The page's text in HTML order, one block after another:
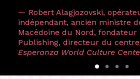
— Robert Alagjozovski,
indépendant, ancien ministre
Macédoine du Nord, fondateur
Publishing, directeur du
Esperanza World Culture